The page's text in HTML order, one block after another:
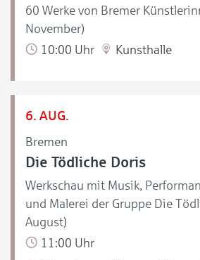
60 Werke von Bremer
November)
10:00 Uhr
Kunsthalle
6. AUG.
Bremen
Die Tödliche Doris
Werkschau mit Musik,
und Malerei der Gruppe Die
August)
11:00 Uhr